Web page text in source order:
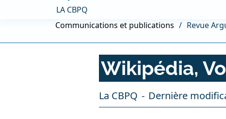
LA CBPQ
Communications et publications Revue
Wikipédia,
La CBPQ Dernière